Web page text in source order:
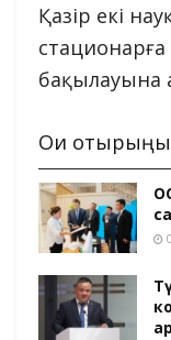
Қазір екі
бақылауына
Оқи